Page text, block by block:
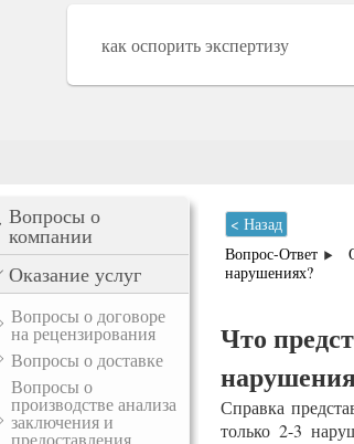
Вопросы о
компании
Оказание услуг
Вопросы о договоре
на рецензирования
Вопросы о доставке
Вопросы о
производстве анализа
заключения и
предоставления
< Назад
Вопрос-Ответ
нарушениях?
Что
Справка
только 2-3